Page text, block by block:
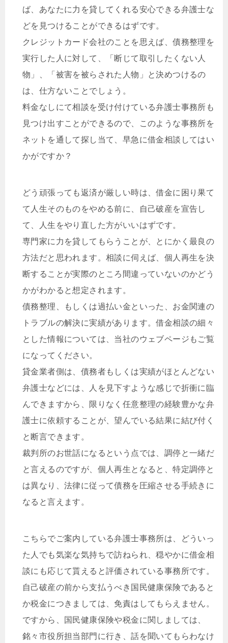
ば、あなたに力を貸してくれる安心できる弁護士な
どを見つけることができるはずです。
クレジットカード会社のことを思えば、債務整理を
実行した人に対して、「断じて取引したくない人
物」、「被害を被らされた人物」と決めつけるの
は、仕方ないことでしょう。
料金なしにて相談を受け付けている弁護士事務所も
見つけ出すことができるので、このような事務所を
ネットを通して探し当て、早急に借金相談してはい
かがですか？
どう頑張っても返済が厳しい時は、借金に困り果て
て人生そのものをやめる前に、自己破産を宣告し
て、人生をやり直した方がいいはずです。
専門家に力を貸してもらうことが、とにかく最良の
方法だと思われます。相談に伺えば、個人再生を決
断することが実際のところ間違っていないのかどう
かがわかると想定されます。
債務整理、もしくは過払い金といった、お金関連の
トラブルの解決に実績があります。借金相談の細々
とした情報については、当社のウェブページもご覧
になってください。
貸金業者側は、債務者もしくは実績がほとんどない
弁護士などには、人を見下すような感じで折衝に臨
んできますから、限りなく任意整理の経験豊かな弁
護士に依頼することが、望んでいる結果に結び付く
と断言できます。
裁判所のお世話になるという点では、調停と一緒だ
と言えるのですが、個人再生となると、特定調停と
は異なり、法律に従って債務を圧縮させる手続きに
なると言えます。
こちらでご案内している弁護士事務所は、どういっ
た人でも気楽な気持ちで訪ねられ、穏やかに借金相
談にも応じて貰えると評価されている事務所です。
自己破産の前から支払うべき国民健康保険であると
か税金につきましては、免責はしてもらえません。
ですから、国民健康保険や税金に関しましては、
銘々市役所担当部門に行き、話を聞いてもらわなけ